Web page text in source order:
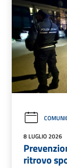
8 LUGLIO 2026
ritrovo